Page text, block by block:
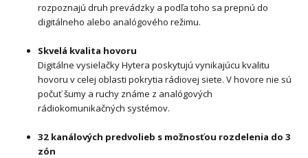
rozpoznajú druh prevádzky a podľa toho sa prepnú do
digitálneho alebo analógového režimu.
Skvelá kvalita hovoru
Digitálne vysielačky Hytera poskytujú vynikajúcu kvalitu
hovoru v celej oblasti pokrytia rádiovej siete. V hovore nie sú
počuť šumy a ruchy známe z analógových
rádiokomunikačných systémov.
32 kanálových predvolieb s možnosťou rozdelenia do 3
zón